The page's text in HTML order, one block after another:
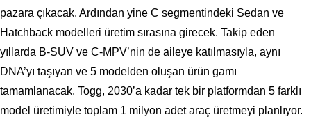
pazara çıkacak. Ardından yine C segmentindeki Sedan ve
Hatchback modelleri üretim sırasına girecek. Takip eden
yıllarda B-SUV ve C-MPV’nin de aileye katılmasıyla, aynı
DNA’yı taşıyan ve 5 modelden oluşan ürün gamı
tamamlanacak. Togg, 2030’a kadar tek bir platformdan 5 farklı
model üretimiyle toplam 1 milyon adet araç üretmeyi planlıyor.